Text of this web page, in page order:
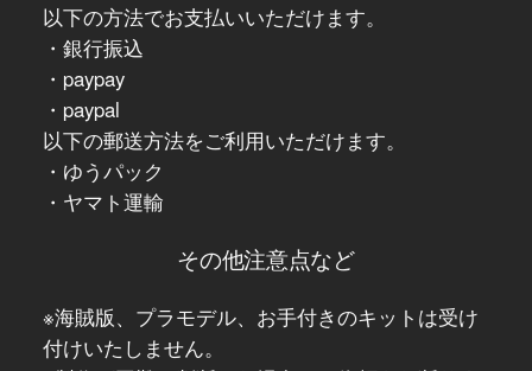
以下の方法でお支払いいただけます。
・銀行振込
・paypay
・paypal
以下の郵送方法をご利用いただけます。
・ゆうパック
・ヤマト運輸
その他注意点など
※海賊版、プラモデル、お手付きのキットは受け
付けいたしません。